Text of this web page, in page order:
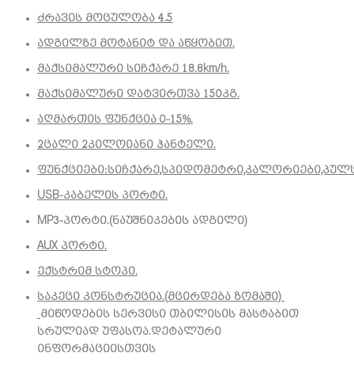
ძრავის მოცულობა 4.5
ადგილზე მოტანიტ და აწყობით.
მაქსიმალური სიჩქარე 18.8km/h.
მაქსიმალური დატვირთვა 150კგ.
აღმართის ფუნქცია 0-15%.
2ცალი 2კილოიანი ჰანტელი.
USB-კაბელის პორტი.
MP3-პორტი.(ნაუშნიკების ადგილი)
AUX პორტი.
ექსტრიმ სტოპი.
საკეცი კონსტრუცია.(მცირდება ზომაში)
მიწოდების სერვისი თბილისის მასტაბით
სრულიად უფასოა.დეტალური
ინფორმაციისთვის